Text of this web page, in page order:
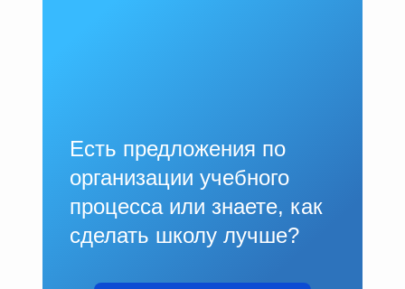
Есть предложения по
организации учебного
процесса или знаете, как
сделать школу лучше?